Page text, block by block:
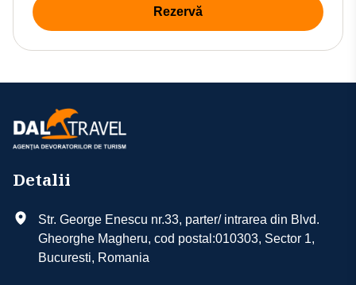
Rezervă
Detalii
Str. George Enescu nr.33, parter/ intrarea din Blvd.
Gheorghe Magheru, cod postal:010303, Sector 1,
Bucuresti, Romania